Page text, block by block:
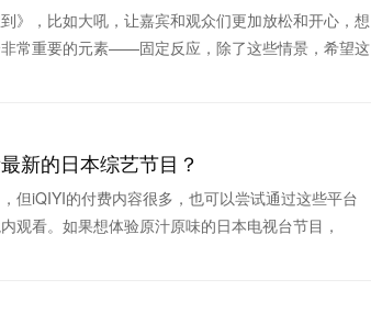
》，比如大吼，让嘉宾和观众们更加放松和开心，想
常重要的元素——固定反应，除了这些情景，希望这
新的日本综艺节目？
但iQIYI的付费内容很多，也可以尝试通过这些平台
观看。如果想体验原汁原味的日本电视台节目，